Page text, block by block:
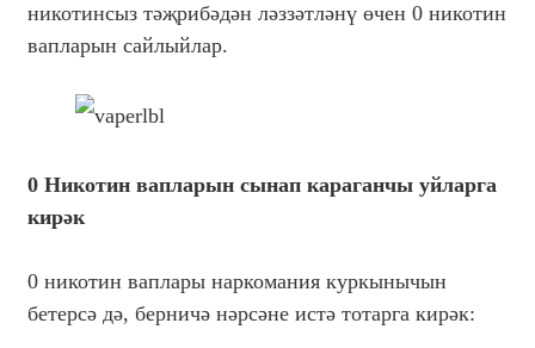
никотинсыз тәҗрибәдән ләззәтләнү өчен 0 никотин
вапларын сайлыйлар.
0 Никотин вапларын сынап караганчы уйларга
кирәк
0 никотин ваплары наркомания куркынычын
бетерсә дә, берничә нәрсәне истә тотарга кирәк: